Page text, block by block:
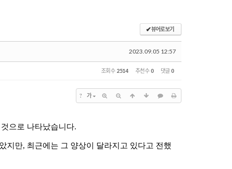
✔뷰어로 보기
2023.09.05 12:57
조회 수 2514 추천 수0 댓글0
? 가
으로 나타났습니다.
지만, 최근에는 그 양상이 달라지고 있다고 전했